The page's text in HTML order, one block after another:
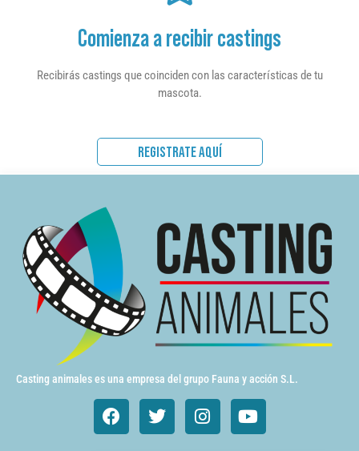
Comienza a recibir castings
Recibirás castings que coinciden con las características de tu
mascota.
REGISTRATE AQUÍ
Casting animales es una empresa del grupo Fauna y acción S.L.